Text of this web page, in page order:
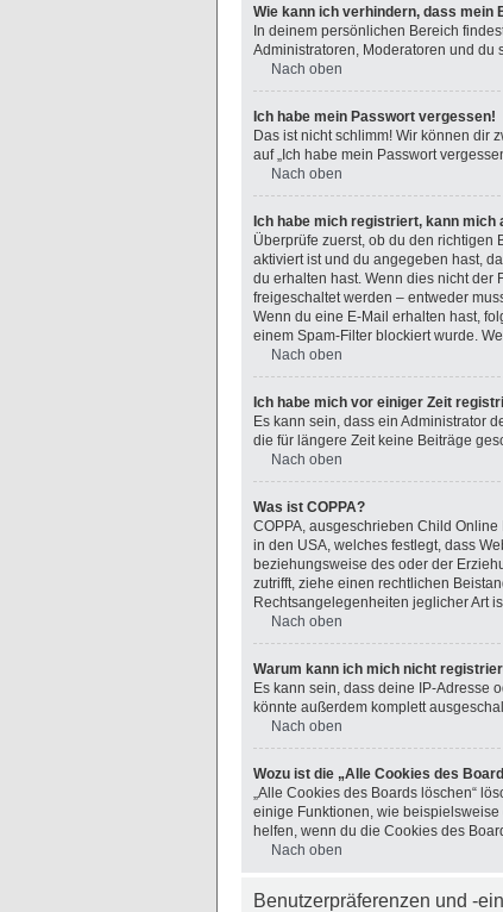
Wie kann ich verhindern, dass mein
In deinem persönlichen Bereich
Administratoren, Moderatoren und du
Nach oben
Ich habe mein Passwort vergessen!
Das ist nicht schlimm! Wir können dir
auf „Ich habe mein Passwort
Nach oben
Ich habe mich registriert, kann mich
Überprüfe zuerst, ob du den richtigen
aktiviert ist und du angegeben hast,
du erhalten hast. Wenn dies nicht der
freigeschaltet werden – entweder
Wenn du eine E-Mail erhalten hast,
einem Spam-Filter blockiert wurde.
Nach oben
Ich habe mich vor einiger Zeit
Es kann sein, dass ein Administrator
die für längere Zeit keine Beiträge
Nach oben
Was ist COPPA?
COPPA, ausgeschrieben Child
in den USA, welches festlegt, dass
beziehungsweise des oder der
zutrifft, ziehe einen rechtlichen
Rechtsangelegenheiten jeglicher Art
Nach oben
Warum kann ich mich nicht
Es kann sein, dass deine IP-Adresse
könnte außerdem komplett
Nach oben
Wozu ist die „Alle Cookies des
„Alle Cookies des Boards löschen“
einige Funktionen, wie beispielsweise
helfen, wenn du die Cookies des
Nach oben
Benutzerpräferenzen und -